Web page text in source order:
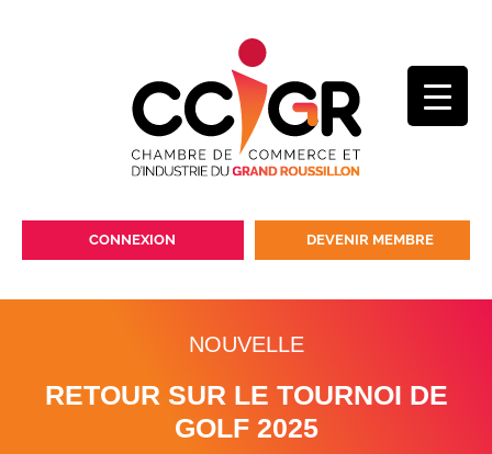
CONNEXION DEVENIR MEMBRE
NOUVELLE
RETOUR SUR LE TOURNOI DE
GOLF 2025